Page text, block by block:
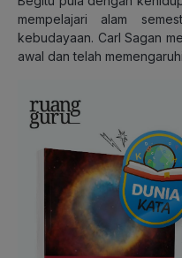
mempelajari alam
kebudayaan. Carl Sagan
awal dan telah